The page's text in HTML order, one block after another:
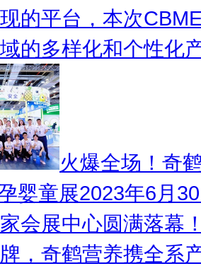
的平台，本次
的多样化和个性化
火爆全场！奇
婴童展2023年6月
会展中心圆满落幕
，奇鹤营养携全系